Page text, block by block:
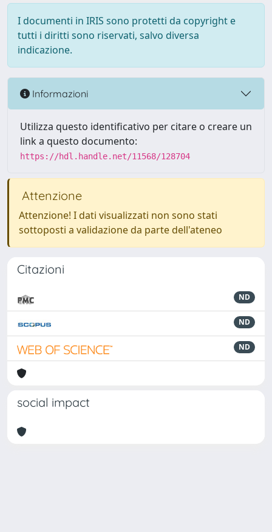
I documenti in IRIS sono protetti da copyright e
tutti i diritti sono riservati, salvo diversa
indicazione.
Informazioni
Utilizza questo identificativo per citare o creare un
link a questo documento:
https://hdl.handle.net/11568/128704
Attenzione
Attenzione! I dati visualizzati non sono stati
sottoposti a validazione da parte dell'ateneo
Citazioni
ND
ND
ND
social impact